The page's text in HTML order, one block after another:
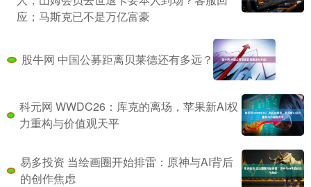
应；马斯克已不是万亿富豪
股牛网 中国公募距离贝莱德还有多远？
科元网 WWDC26：库克的离场，苹果新AI权
力重构与价值观天平
易多投资 当绘画圈开始排雷：原神与AI背后
的创作焦虑